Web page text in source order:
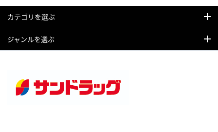
カテゴリを選ぶ
ジャンルを選ぶ